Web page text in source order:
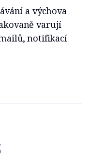
a výchova
varují
notifikací